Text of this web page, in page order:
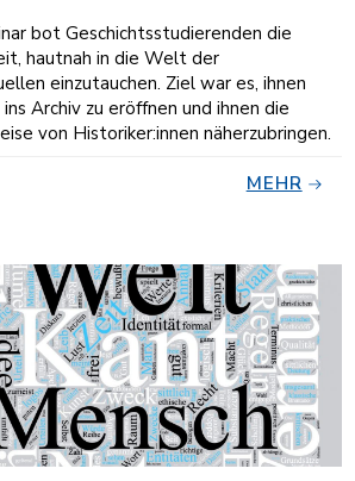
bot Geschichtsstudierenden die
hautnah in die Welt der
einzutauchen. Ziel war es, ihnen
Archiv zu eröffnen und ihnen die
von Historiker:innen näherzubringen.
MEHR